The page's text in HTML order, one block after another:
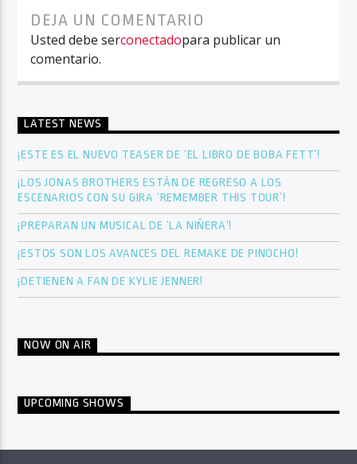
DEJA UN COMENTARIO
Usted debe serconectadopara publicar un
comentario.
LATEST NEWS
¡ESTE ES EL NUEVO TEASER DE ‘EL LIBRO DE BOBA FETT’!
¡LOS JONAS BROTHERS ESTÁN DE REGRESO A LOS
ESCENARIOS CON SU GIRA ‘REMEMBER THIS TOUR’!
¡PREPARAN UN MUSICAL DE ‘LA NIÑERA’!
¡ESTOS SON LOS AVANCES DEL REMAKE DE PINOCHO!
¡DETIENEN A FAN DE KYLIE JENNER!
NOW ON AIR
UPCOMING SHOWS